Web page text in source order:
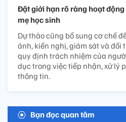
Đặt giới hạn rõ ràng hoạt
mẹ học sinh
Dự thảo cũng bổ sung cơ chế
ánh, kiến nghị, giám sát và đối
quy định trách nhiệm của
dục trong việc tiếp nhận, xử lý
thông tin.
Bạn đọc quan tâm